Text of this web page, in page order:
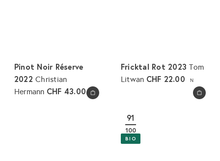
In den Warenkorb legen
Pinot Noir Réserve
2022Christian
Hermann CHF 43.00 N In den Warenkorb legen
Fricktal Rot 2023Tom
Litwan CHF 22.00 N
91
100
BIO